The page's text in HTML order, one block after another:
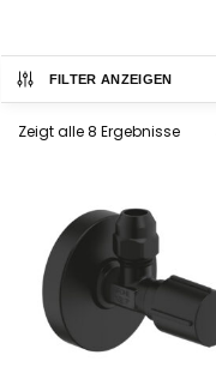
FILTER ANZEIGEN
Zeigt alle 8 Ergebnisse